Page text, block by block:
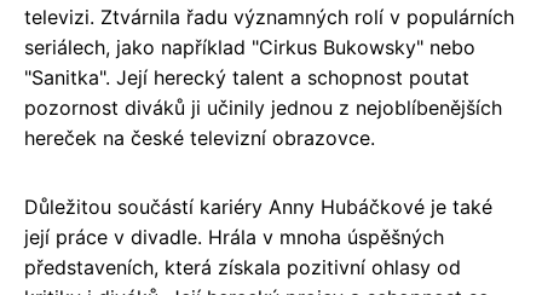
televizi. Ztvárnila řadu významných rolí v populárních
seriálech, jako například "Cirkus Bukowsky" nebo
"Sanitka". Její herecký talent a schopnost poutat
pozornost diváků ji učinily jednou z nejoblíbenějších
hereček na české televizní obrazovce.
Důležitou součástí kariéry Anny Hubáčkové je také
její práce v divadle. Hrála v mnoha úspěšných
představeních, která získala pozitivní ohlasy od